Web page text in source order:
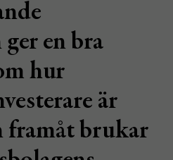
en bra
hur
är
framåt brukar